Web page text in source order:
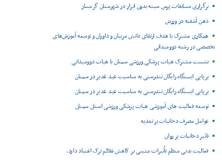
برگزاری مسابقات پرس سینه بدون ابزار در شهرستان گرمسار
ذهن آشفته در ورزش
همکاری مشترک با هدف ارتقای دانش مربیان و داوران و توسعه آموزش‌های
تخصصی در رشته دوومیدانی
نشست مشترک هیات پزشکی ورزشی سمنان با هیات دوومیدانی
برپایی ایستگاه رایگان تندرستی به مناسبت عید غدیر در سمنان
برپایی ایستگاه رایگان تندرستی به مناسبت عید غدیر در سمنان
توسعه فعالیت های آموزشی هیات پزشکی ورزشی استان سمنان
عوامل مصرف دخانیات بر تغذیه
تاثیر دخانیات بر روان
فعالیت بدنی منظم تأثیرات مثبتی بر کاهش علائم ترک اعتیاد دارد.